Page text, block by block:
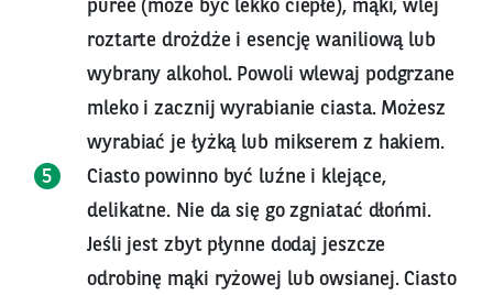
puree (może być lekko ciepłe), mąki, wlej
roztarte drożdże i esencję waniliową lub
wybrany alkohol. Powoli wlewaj podgrzane
mleko i zacznij wyrabianie ciasta. Możesz
wyrabiać je łyżką lub mikserem z hakiem.
Ciasto powinno być luźne i klejące,
delikatne. Nie da się go zgniatać dłońmi.
Jeśli jest zbyt płynne dodaj jeszcze
odrobinę mąki ryżowej lub owsianej. Ciasto